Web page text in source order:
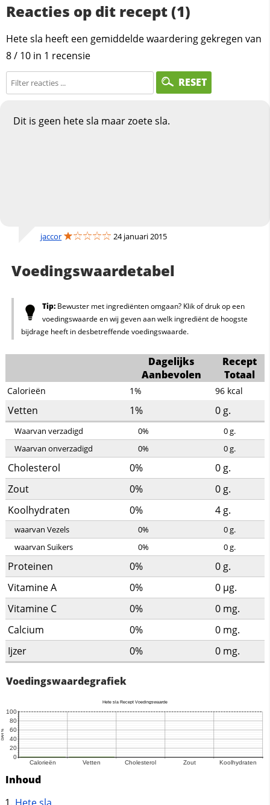
Reacties op dit recept (1)
Hete sla heeft een gemiddelde waardering gekregen van
8/ 10 in 1 recensie
RESET
Dit is geen hete sla maar zoete sla.
jaccor 24 januari 2015
Voedingswaardetabel
Tip:Bewuster met ingrediënten omgaan? Klik of druk op een
voedingswaarde en wij geven aan welk ingrediënt de hoogste
bijdrage heeft in desbetreffende voedingswaarde.
Dagelijks
Aanbevolen
Recept
Totaal
Calorieën 1% 96 kcal
Vetten 1% 0 g.
Waarvan verzadigd 0% 0g.
Waarvan onverzadigd
0% 0g.
Cholesterol 0% 0 g.
Zout
0% 0 g.
Koolhydraten
0% 4 g.
waarvan Vezels 0% 0g.
waarvan Suikers
0% 0g.
Proteinen 0% 0 g.
Vitamine A
0% 0 µg.
Vitamine C
0% 0 mg.
Calcium
0% 0 mg.
Ijzer
0% 0 mg.
Voedingswaardegrafiek
Inhoud